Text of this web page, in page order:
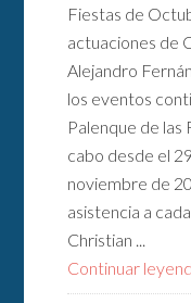
Fiestas de
actuaciones de
Alejandro
los eventos
Palenque de
cabo desde el
noviembre de
asistencia a
Christian ...
Continuar